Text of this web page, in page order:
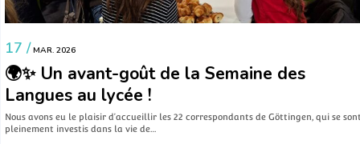
17 / MAR. 2026
🌍✨ Un avant-goût de la Semaine des
Langues au lycée !
Nous avons eu le plaisir d’accueillir les 22 correspondants de Göttingen, qui se
pleinement investis dans la vie de…